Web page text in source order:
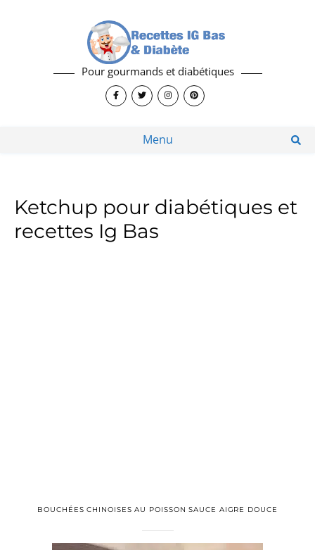
Pour gourmands et diabétiques
Menu
Ketchup pour diabétiques et
recettes Ig Bas
BOUCHÉES CHINOISES AU POISSON SAUCE AIGRE DOUCE